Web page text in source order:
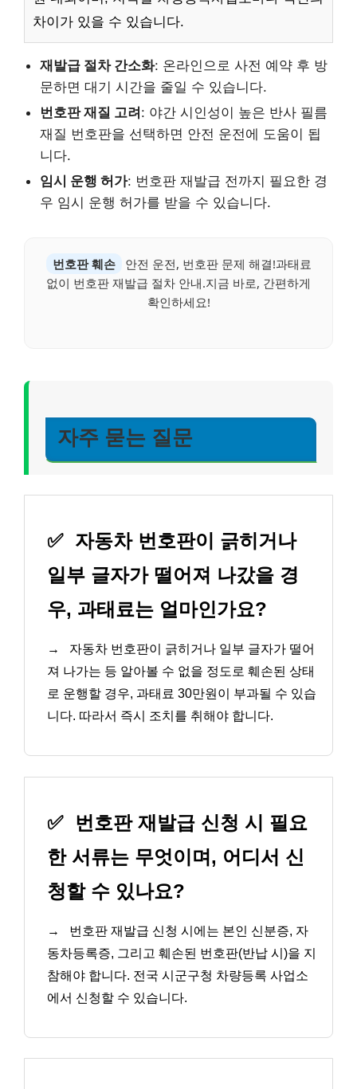
차이가 있을 수 있습니다.
재발급 절차 간소화: 온라인으로 사전 예약 후 방
문하면 대기 시간을 줄일 수 있습니다.
번호판 재질 고려 : 야간 시인성이 높은 반사 필름
재질 번호판을 선택하면 안전 운전에 도움이 됩
니다.
임시 운행 허가: 번호판 재발급 전까지 필요한 경
우 임시 운행 허가를 받을 수 있습니다.
번호판 훼손
안전 운전, 번호판 문제 해결!과태료
없이 번호판 재발급 절차 안내.지금 바로, 간편하게
확인하세요!
자주 묻는 질문
✅ 자동차 번호판이 긁히거나
일부 글자가 떨어져 나갔을 경
우, 과태료는 얼마인가요?
→
자동차 번호판이 긁히거나 일부 글자가 떨어
져 나가는 등 알아볼 수 없을 정도로 훼손된 상태
로 운행할 경우, 과태료 30만원이 부과될 수 있습
니다. 따라서 즉시 조치를 취해야 합니다.
✅
번호판 재발급 신청 시 필요
한 서류는 무엇이며, 어디서 신
청할 수 있나요?
→
번호판 재발급 신청 시에는 본인 신분증, 자
동차등록증, 그리고 훼손된 번호판(반납 시)을 지
참해야 합니다. 전국 시군구청 차량등록 사업소
에서 신청할 수 있습니다.